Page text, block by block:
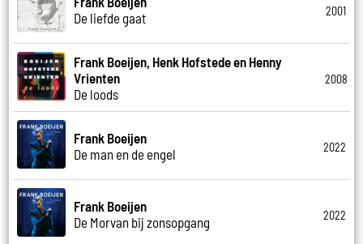
De liefde gaat
2001
Frank Boeijen, Henk Hofstede en Henny
Vrienten
De loods
2008
Frank Boeijen
De man en de engel
2022
Frank Boeijen
De Morvan bij zonsopgang
2022